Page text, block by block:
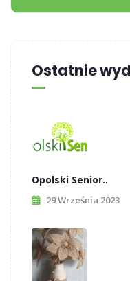
Ostatnie
Opolski Senior..
29 Września 2023